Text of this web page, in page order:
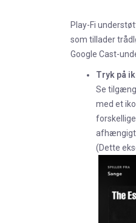
Play-Fi
som tillader
Google Cast-
Tryk på
Se
med et
afhængigt
(Dette